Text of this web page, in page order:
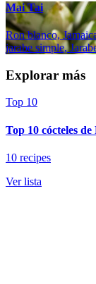
Mai Tai
Ron blanco,
jarabe simple,
Explorar más
Top 10
Top 10 cócteles
10 recipes
Ver lista